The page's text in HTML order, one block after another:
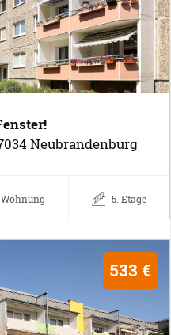
Neubrandenburg
5. Etage
533 €